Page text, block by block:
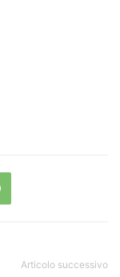
Articolo successivo